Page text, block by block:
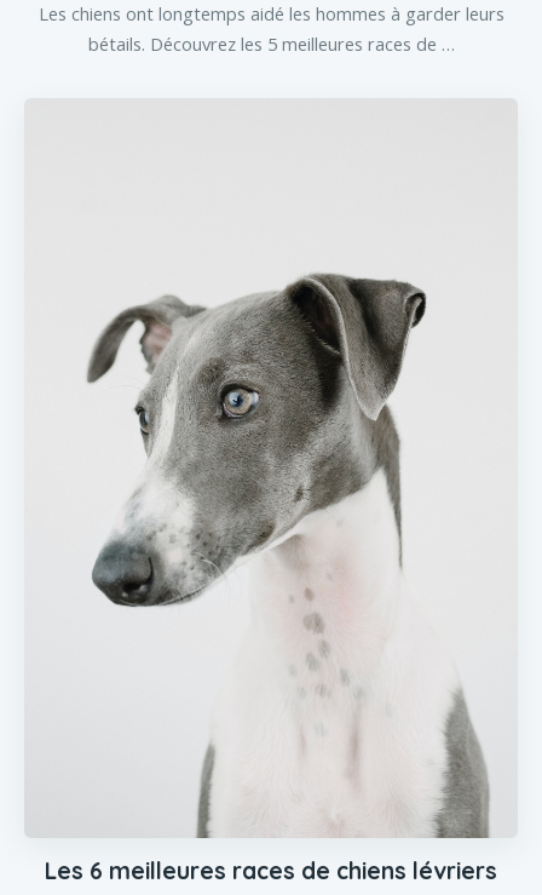
Les chiens ont longtemps aidé les hommes à garder leurs
bétails. Découvrez les 5 meilleures races de …
Les 6 meilleures races de chiens lévriers